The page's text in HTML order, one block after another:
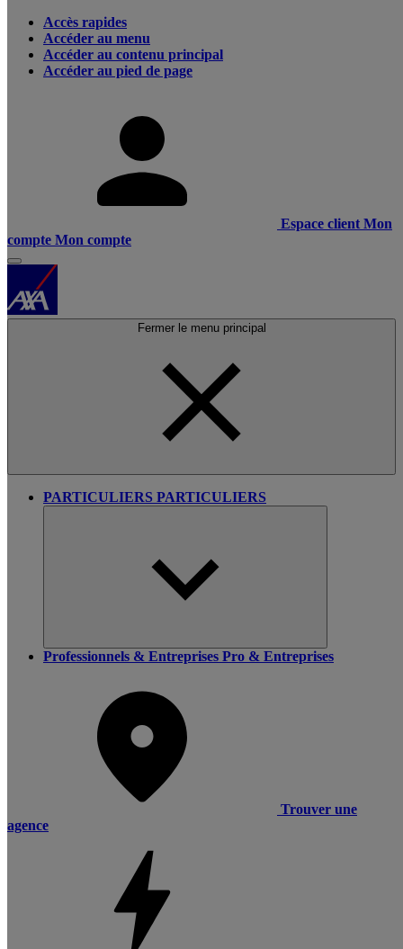
Accès rapides
Accéder au menu
Accéder au contenu principal
Accéder au pied de page
Espace client Mon
compte Mon compte
Fermer le menu principal
PARTICULIERS PARTICULIERS
Professionnels & Entreprises Pro & Entreprises
Trouver une
agence